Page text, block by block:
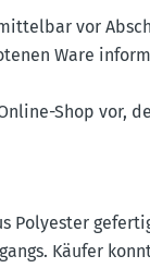
vor
Ware
Shop vor,
Polyester
Käufer